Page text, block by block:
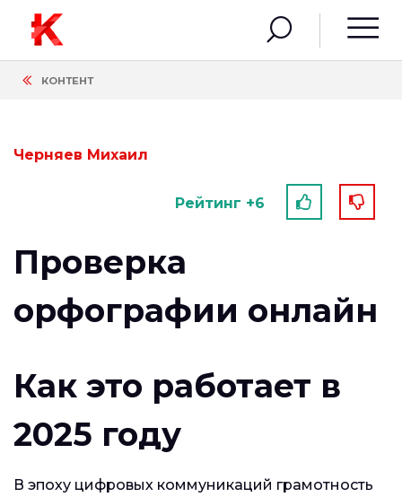
КОНТЕНТ
Черняев Михаил
Рейтинг +6
Проверка
орфографии онлайн
Как это работает в
2025 году
В эпоху цифровых коммуникаций грамотность